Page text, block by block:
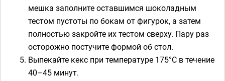
мешка заполните оставшимся шоколадным
тестом пустоты по бокам от фигурок, а затем
полностью закройте их тестом сверху. Пару раз
осторожно постучите формой об стол.
Выпекайте кекс при температуре 175°C в течение
40–45 минут.